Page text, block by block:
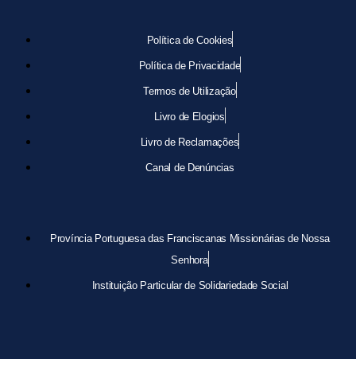
Política de Cookies
Política de Privacidade
Termos de Utilização
Livro de Elogios
Livro de Reclamações
Canal de Denúncias
Província Portuguesa das Franciscanas Missionárias de Nossa
Senhora
Instituição Particular de Solidariedade Social